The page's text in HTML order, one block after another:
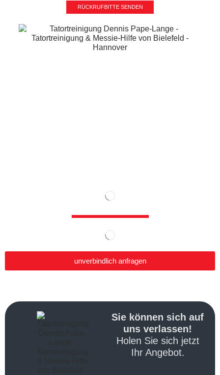
unverbindlich anfragen
Sie können sich auf
uns verlassen!
Holen Sie sich jetzt
Ihr Angebot.